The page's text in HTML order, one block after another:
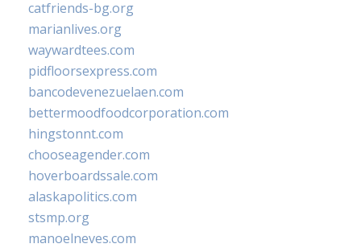
catfriends-bg.org
marianlives.org
waywardtees.com
pidfloorsexpress.com
bancodevenezuelaen.com
bettermoodfoodcorporation.com
hingstonnt.com
chooseagender.com
hoverboardssale.com
alaskapolitics.com
stsmp.org
manoelneves.com